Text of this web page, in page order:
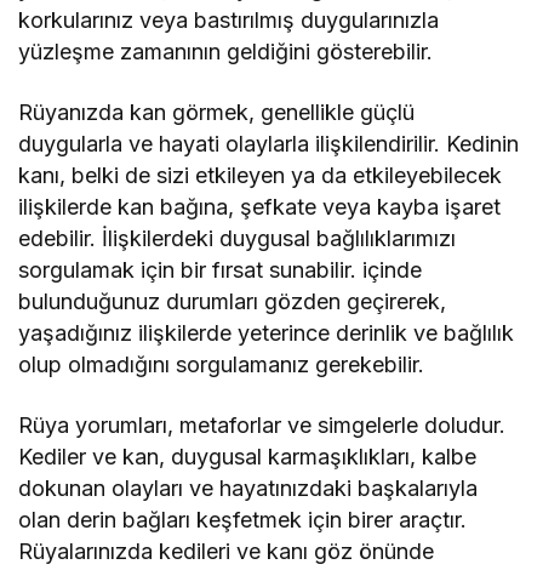
korkularınız veya bastırılmış duygularınızla
yüzleşme zamanının geldiğini gösterebilir.
Rüyanızda kan görmek, genellikle güçlü
duygularla ve hayati olaylarla ilişkilendirilir. Kedinin
kanı, belki de sizi etkileyen ya da etkileyebilecek
ilişkilerde kan bağına, şefkate veya kayba işaret
edebilir. İlişkilerdeki duygusal bağlılıklarımızı
sorgulamak için bir fırsat sunabilir. içinde
bulunduğunuz durumları gözden geçirerek,
yaşadığınız ilişkilerde yeterince derinlik ve bağlılık
olup olmadığını sorgulamanız gerekebilir.
Rüya yorumları, metaforlar ve simgelerle doludur.
Kediler ve kan, duygusal karmaşıklıkları, kalbe
dokunan olayları ve hayatınızdaki başkalarıyla
olan derin bağları keşfetmek için birer araçtır.
Rüyalarınızda kedileri ve kanı göz önünde